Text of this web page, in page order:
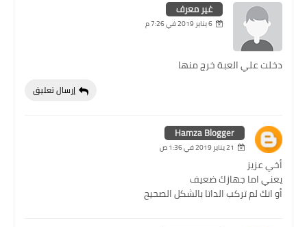
غير معرف
6 يناير 2019 في 7:26 م
دخلت علي العبة خرج منها
إرسال تعليق
Hamza Blogger
21 يناير 2019 في 1:36 ص
أخي عزيز
يعني اما جهازك ضعيف
أو انك لم تركب الداتا بالشكل الصحيح